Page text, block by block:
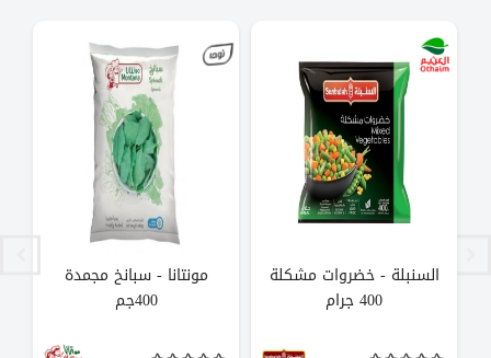
السنبلة - خضروات مشكلة
400 جرام
مونتانا - سبانخ مجمدة
400جم